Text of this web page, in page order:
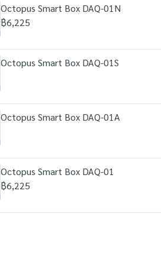
Octopus Smart Box DAQ-01N
฿6,225
Octopus Smart Box DAQ-01S
Octopus Smart Box DAQ-01A
Octopus Smart Box DAQ-01
฿6,225